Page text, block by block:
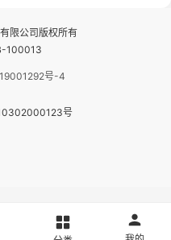
限公司版权所有
100013
号-4
号